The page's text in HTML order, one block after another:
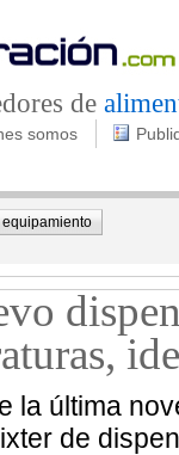
de
somos
equipamiento
la última
de